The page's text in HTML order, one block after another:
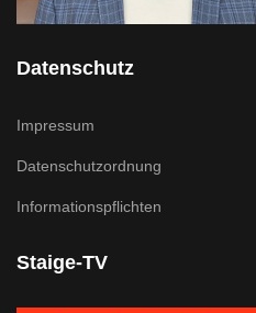
Datenschutz
Impressum
Datenschutzordnung
Informationspflichten
Staige-TV